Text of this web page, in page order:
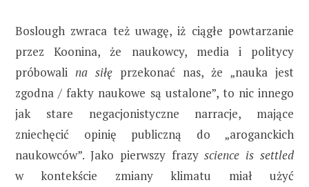
Boslough zwraca też uwagę, iż ciągłe powtarzanie
przez Koonina, że naukowcy, media i politycy
próbowali na siłę przekonać nas, że „nauka jest
zgodna / fakty naukowe są ustalone”, to nic innego
jak stare negacjonistyczne narracje, mające
zniechęcić opinię publiczną do „aroganckich
naukowców”. Jako pierwszy frazyscience is settled
w kontekście zmiany klimatu miał użyć